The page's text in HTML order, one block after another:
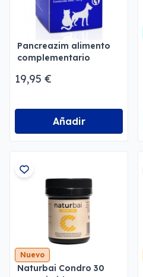
Pancreazim alimento
complementario
19,95 €
Añadir
Nuevo
Naturbai Condro 30